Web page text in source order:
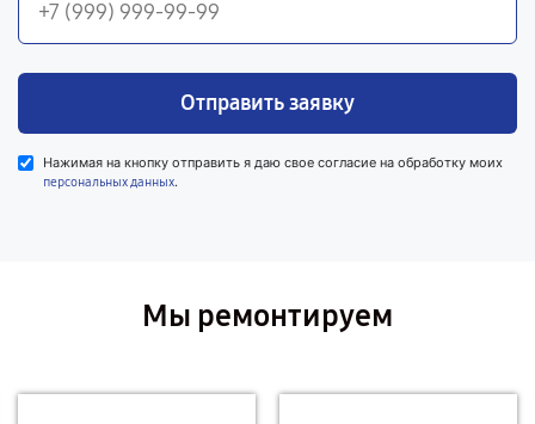
Отправить заявку
Нажимая на кнопку отправить я даю свое согласие на обработку моих
персональных данных.
Мы ремонтируем